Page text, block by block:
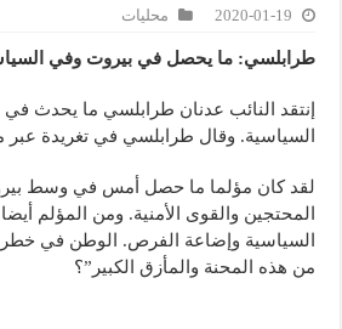
2020-01-19 محليات
طرابلسي: ما يحصل في بيروت وفي
إنتقد النائب عدنان طرابلسي ما يحدث
السياسية. وقال طرابلسي في تغريدة عبر
لقد كان مؤلما ما حصل أمس في وسط
المحتجين والقوى الأمنية. ومن المؤلم
السياسية وإضاعة الفرص. الوطن في
من هذه المحنة والمأزق الكبير”؟